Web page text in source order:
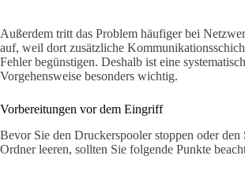
Außerdem tritt das Problem häufiger bei
auf, weil dort zusätzliche
Fehler begünstigen. Deshalb ist eine
Vorgehensweise besonders wichtig.
Vorbereitungen vor dem Eingriff
Bevor Sie den Druckerspooler stoppen oder den
Ordner leeren, sollten Sie folgende Punkte